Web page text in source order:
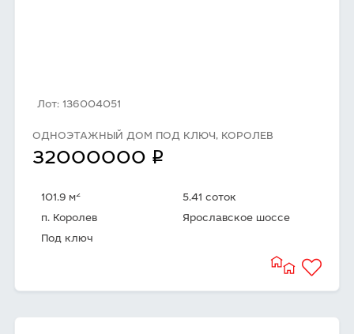
Лот: 136004051
ОДНОЭТАЖНЫЙ ДОМ ПОД КЛЮЧ, КОРОЛЕВ
32000000 q
101.9 м2
5.41 соток
п. Королев
Ярославское шоссе
Под ключ